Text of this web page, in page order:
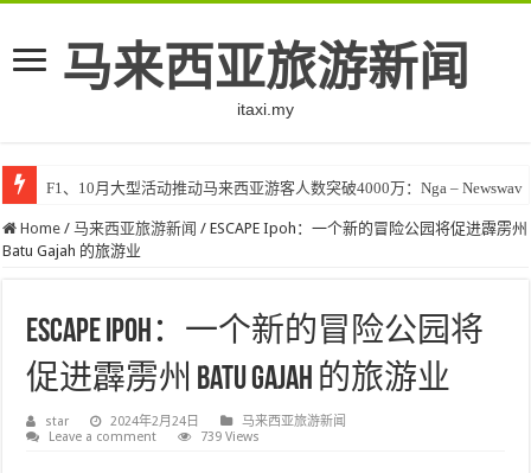
马来西亚旅游新闻
itaxi.my
F1、10月大型活动推动马来西亚游客人数突破4000万：Nga – Newswav
Home / 马来西亚旅游新闻 / ESCAPE Ipoh：一个新的冒险公园将促进霹雳州
Batu Gajah 的旅游业
ESCAPE Ipoh：一个新的冒险公园将
促进霹雳州 Batu Gajah 的旅游业
star 2024年2月24日
马来西亚旅游新闻
Leave a comment
739 Views